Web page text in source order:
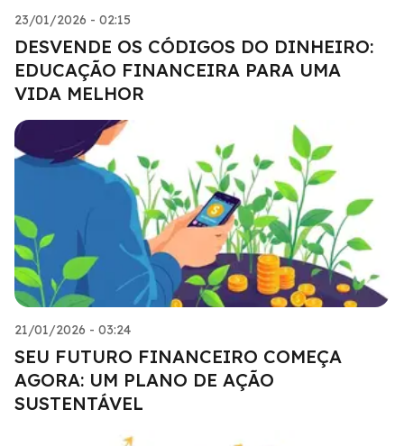
23/01/2026 - 02:15
DESVENDE OS CÓDIGOS DO DINHEIRO:
EDUCAÇÃO FINANCEIRA PARA UMA
VIDA MELHOR
21/01/2026 - 03:24
SEU FUTURO FINANCEIRO COMEÇA
AGORA: UM PLANO DE AÇÃO
SUSTENTÁVEL